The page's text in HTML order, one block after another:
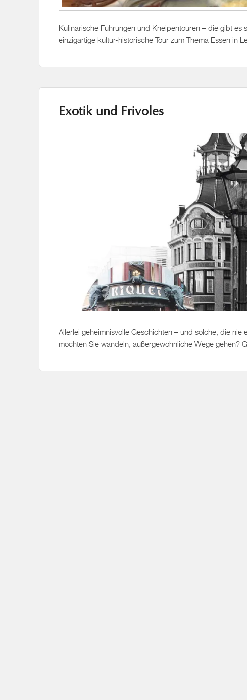
Kulinarische Führungen und Kneipentouren – die gibt
einzigartige kultur-historische Tour zum Thema Essen in
Exotik und Frivoles
Allerlei geheimnisvolle Geschichten – und solche, die
möchten Sie wandeln, außergewöhnliche Wege gehen?